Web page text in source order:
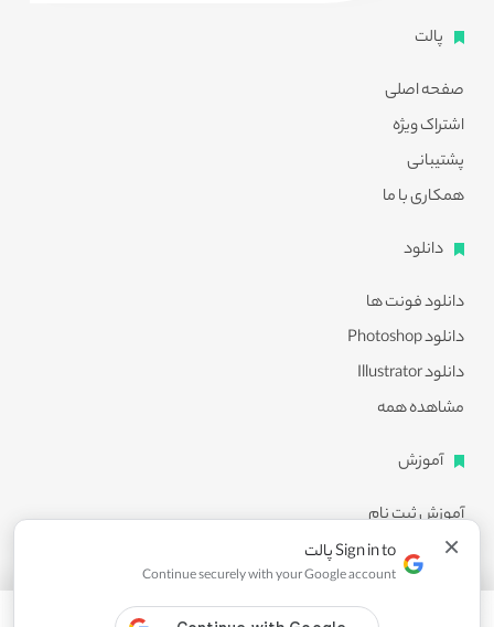
پالت
صفحه اصلی
اشتراک ویژه
پشتیبانی
همکاری با ما
دانلود
دانلود فونت ها
دانلود Photoshop
دانلود Illustrator
مشاهده همه
آموزش
آموزش ثبت نام
آموزش دانلود
آموزش ویرایش طرح ها
مشاهده همه
× Sign in to پالت
Continue securely with your Google account